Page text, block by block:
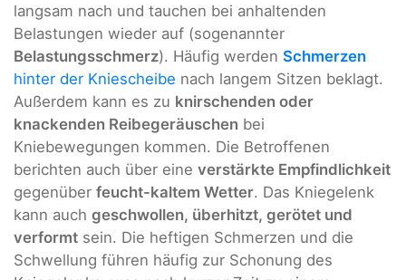
langsam nach und tauchen bei anhaltenden
Belastungen wieder auf (sogenannter
Belastungsschmerz). Häufig werden Schmerzen
hinter der Kniescheibe nach langem Sitzen beklagt.
Außerdem kann es zu knirschenden oder
knackenden Reibegeräuschen bei
Kniebewegungen kommen. Die Betroffenen
berichten auch über eine verstärkte Empfindlichkeit
gegenüber feucht-kaltem Wetter. Das Kniegelenk
kann auch geschwollen, überhitzt, gerötet und
verformt sein. Die heftigen Schmerzen und die
Schwellung führen häufig zur Schonung des